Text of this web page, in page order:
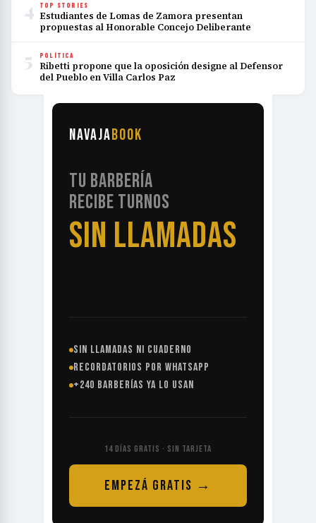
4 TOP STORIES
Estudiantes de Lomas de Zamora presentan
propuestas al Honorable Concejo Deliberante
5 POLÍTICA
Ribetti propone que la oposición designe al Defensor
del Pueblo en Villa Carlos Paz
NAVAJABOOK
TU BARBERÍA
RECIBE TURNOS
SIN LLAMADAS
SIN LLAMADAS NI CUADERNO
RECORDATORIOS POR WHATSAPP
+240 BARBERÍAS YA LO USAN
14 DÍAS GRATIS · SIN TARJETA
EMPEZÁ GRATIS →